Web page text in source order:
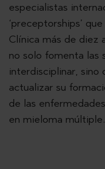
especialistas
‘preceptorships’
Clínica más de diez
no solo fomenta las
interdisciplinar, sino
actualizar su
de las
en mieloma múltiple.